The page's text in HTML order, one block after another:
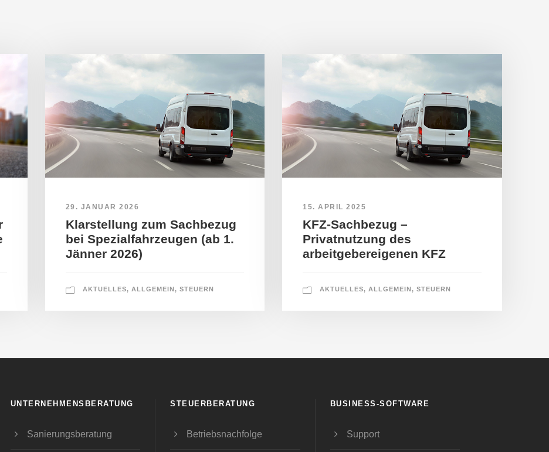
29. JANUAR 2026
Klarstellung zum Sachbezug
bei Spezialfahrzeugen (ab 1.
Jänner 2026)
AKTUELLES, ALLGEMEIN, STEUERN
15. APRIL 2025
KFZ-Sachbezug –
Privatnutzung des
arbeitgebereigenen KFZ
AKTUELLES, ALLGEMEIN, STEUERN
UNTERNEHMENSBERATUNG
Sanierungsberatung
STEUERBERATUNG
Betriebsnachfolge
BUSINESS-SOFTWARE
Support